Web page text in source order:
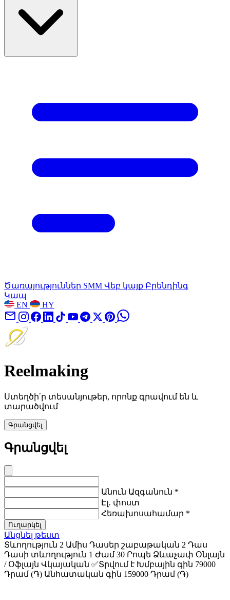
Ծառայություններ SMM Վեբ կայք Բրենդինգ
Կապ
EN
HY
Reelmaking
Ստեղծի՛ր տեսանյութեր, որոնք գրավում են և
տարածվում
Գրանցվել
Գրանցվել
Անուն Ազգանուն *
Էլ․ փոստ
Հեռախոսահամար *
Ուղարկել
Անցնել թեստ
Տևողություն 2 Ամիս Դասեր շաբաթական 2 Դաս
Դասի տևողություն 1 Ժամ30 Րոպե Ձևաչափ Օնլայն
/ Օֆլայն Վկայական ✅Տրվում է Խմբային գին 79000
Դրամ (֏) Անհատական գին 159000 Դրամ (֏)